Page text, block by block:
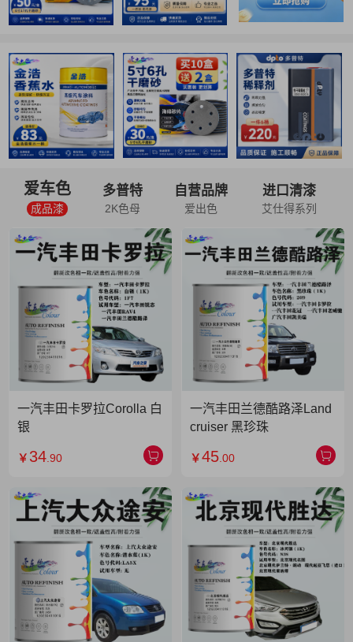
爱车色
成品漆
多普特
2K色母
自营品牌
爱出色
进口清漆
艾仕得系列
一汽丰田卡罗拉Corolla 白
银
￥ 34 .90
一汽丰田兰德酷路泽Land
cruiser 黑珍珠
￥45 .00